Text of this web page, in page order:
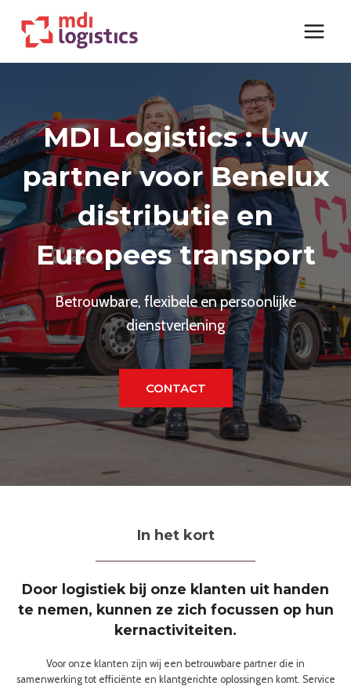
naar
MDI Logistics : Uw
partner voor Benelux
distributie en
Europees transport
Betrouwbare, flexibele en persoonlijke
dienstverlening
CONTACT
In het kort
Door logistiek bij onze klanten uit handen
te nemen, kunnen ze zich focussen op hun
kernactiviteiten.
Voor onze klanten zijn wij een betrouwbare partner die in
samenwerking tot efficiënte en klantgerichte oplossingen komt. Service